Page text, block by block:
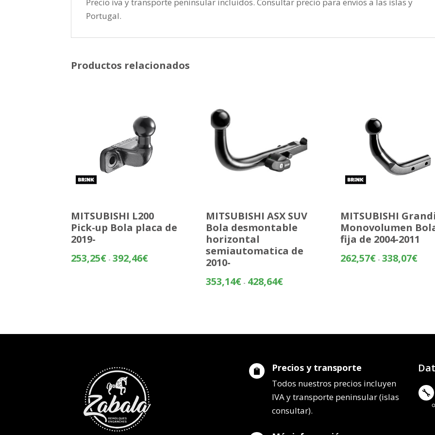
Portugal.
Productos relacionados
MITSUBISHI L200
Pick-up Bola placa de
2019-
253,25€ - 392,46€Rango
MITSUBISHI ASX SUV
Bola desmontable
horizontal
semiautomatica de
2010-
353,14€ - 428,64€Rango
hasta
MITSUBISHI
Monovolumen
fija de 2004-2011
262,57€ - 338,07€
 Precios y transporte
Todos nuestros precios incluyen
IVA y transporte peninsular (islas
consultar).
